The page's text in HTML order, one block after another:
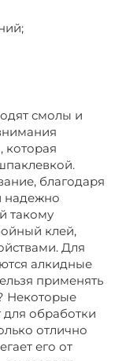
смолы и
которая
благодаря
надежно
такому
клей,
Для
алкидные
применять
Некоторые
обработки
отлично
его от